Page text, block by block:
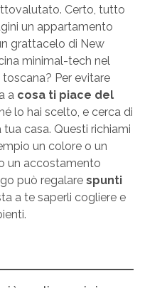
Certo, tutto
un appartamento
grattacelo di New
minimal-tech nel
Per evitare
a cosa ti piace del
lo hai scelto, e cerca di
casa. Questi richiami
un colore o un
un accostamento
può regalare spunti
a te saperli cogliere e